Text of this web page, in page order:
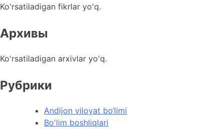
Ko'rsatiladigan fikrlar yo'q.
Архивы
Ko'rsatiladigan arxivlar yo'q.
Рубрики
Andijon viloyat bo‘limi
Bo'lim boshliqlari